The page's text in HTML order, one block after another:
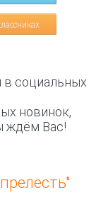
в социальных
новинок,
ждём Вас!